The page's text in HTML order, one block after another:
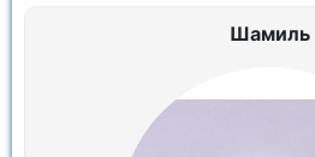
Шамиль